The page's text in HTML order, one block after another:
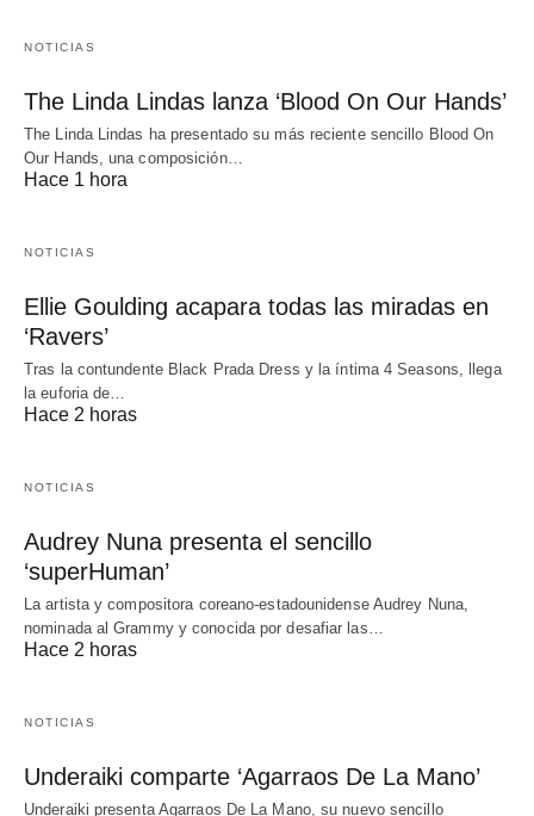
NOTICIAS
The Linda Lindas lanza ‘Blood On Our Hands’
The Linda Lindas ha presentado su más reciente sencillo Blood On
Our Hands, una composición…
Hace 1 hora
NOTICIAS
Ellie Goulding acapara todas las miradas en
‘Ravers’
Tras la contundente Black Prada Dress y la íntima 4 Seasons, llega
la euforia de…
Hace 2 horas
NOTICIAS
Audrey Nuna presenta el sencillo
‘superHuman’
La artista y compositora coreano-estadounidense Audrey Nuna,
nominada al Grammy y conocida por desafiar las…
Hace 2 horas
NOTICIAS
Underaiki comparte ‘Agarraos De La Mano’
Underaiki presenta Agarraos De La Mano, su nuevo sencillo